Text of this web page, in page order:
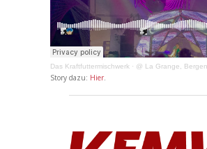
Das Kraftfuttermischwerk · @ La Grange,
Story dazu: Hier.